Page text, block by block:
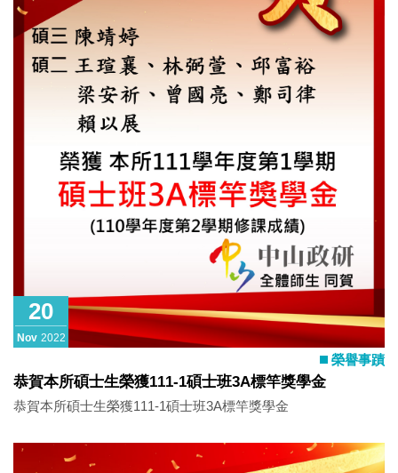
20
Nov 2022
榮譽事蹟
恭賀本所碩士生榮獲111-1碩士班3A標竿獎學金
恭賀本所碩士生榮獲111-1碩士班3A標竿獎學金